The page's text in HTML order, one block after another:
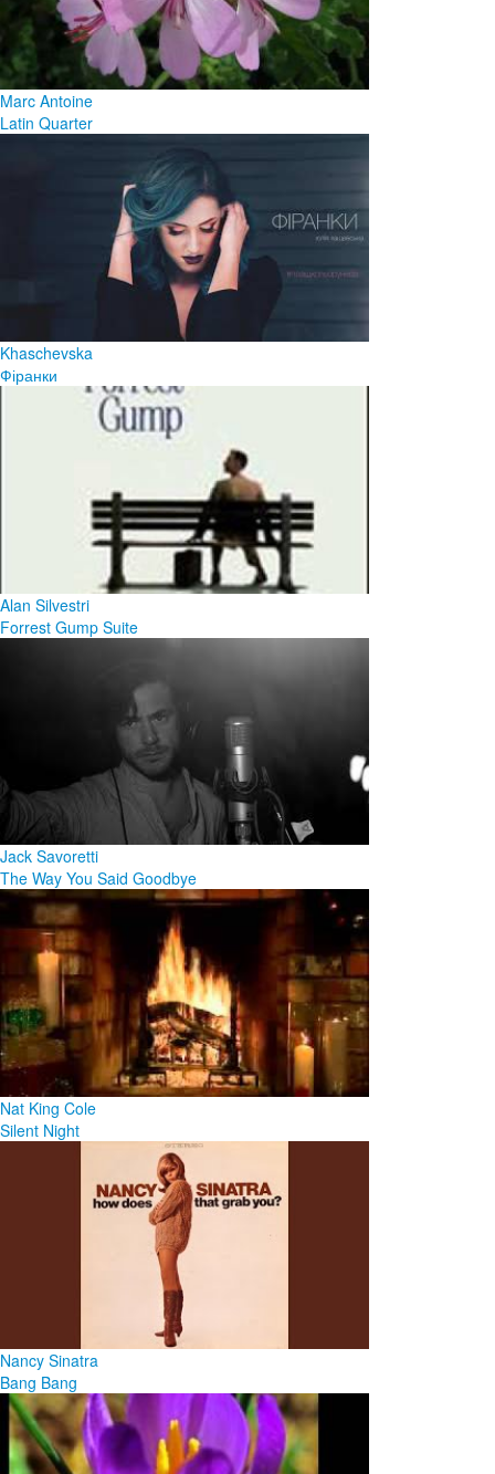
Marc Antoine
Latin Quarter
Khaschevska
Фіранки
Alan Silvestri
Forrest Gump Suite
Jack Savoretti
The Way You Said Goodbye
Nat King Cole
Silent Night
Nancy Sinatra
Bang Bang